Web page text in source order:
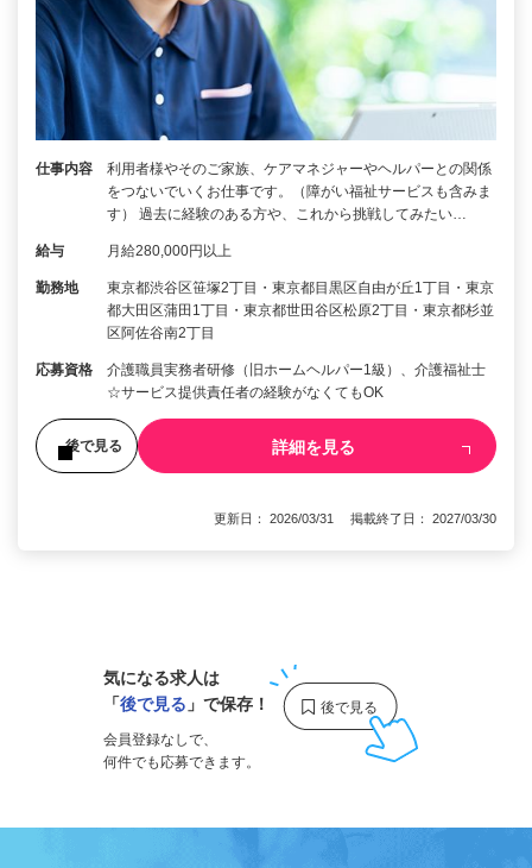
仕事内容
利用者様やそのご家族、ケアマネジャーやヘルパーとの関係
をつないでいくお仕事です。（障がい福祉サービスも含みま
す） 過去に経験のある方や、これから挑戦してみたい…
給与 月給280,000円以上
勤務地
東京都渋谷区笹塚2丁目・東京都目黒区自由が丘1丁目・東京
都大田区蒲田1丁目・東京都世田谷区松原2丁目・東京都杉並
区阿佐谷南2丁目
応募資格
介護職員実務者研修（旧ホームヘルパー1級）、介護福祉士
☆サービス提供責任者の経験がなくてもOK
後で見る 詳細を見る
更新日： 2026/03/31 掲載終了日： 2027/03/30
気になる求人は
「後で見る 」で保存！
会員登録なしで、
何件でも応募できます。